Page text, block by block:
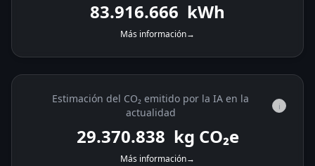
83.917.802 kWh
Más información→
Estimación del CO₂ emitido por la IA en la
actualidad
i
29.371.236 kg CO₂e
Más información→